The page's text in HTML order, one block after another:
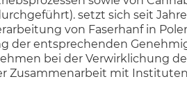
setzt sich seit
von Faserhanf in
der entsprechenden
bei der Verwirklichung
Zusammenarbeit mit